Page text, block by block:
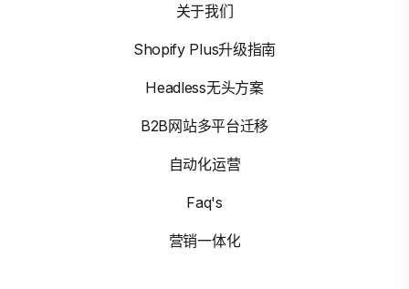
关于我们
Shopify Plus升级指南
Headless无头方案
B2B网站多平台迁移
自动化运营
Faq's
营销一体化